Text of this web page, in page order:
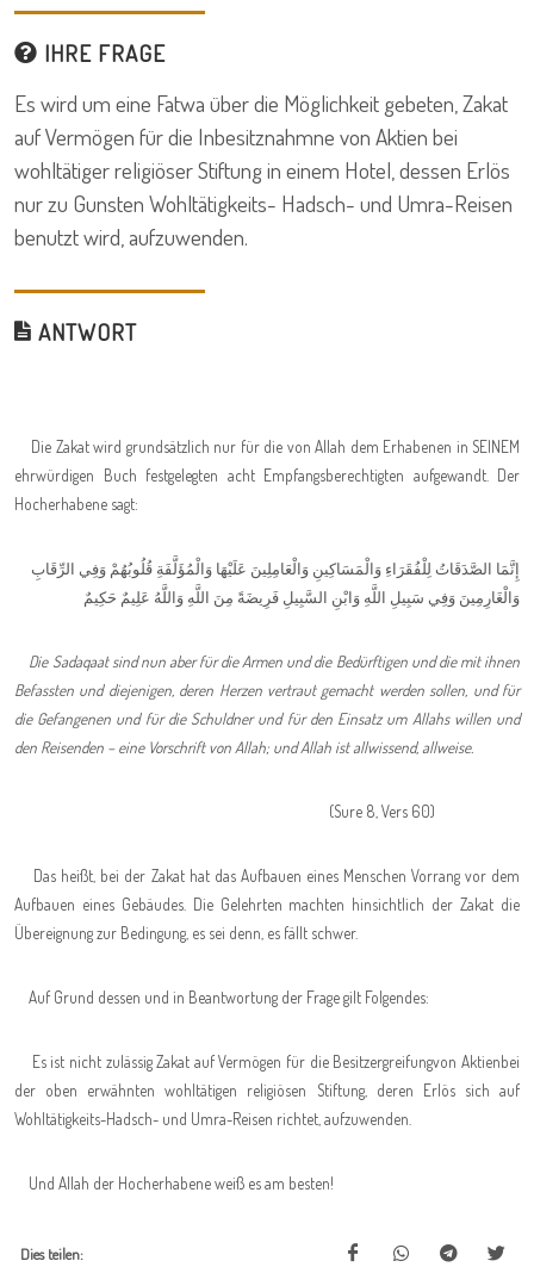
IHRE FRAGE
Es wird um eine Fatwa über die Möglichkeit gebeten, Zakat
auf Vermögen für die Inbesitznahmne von Aktien bei
wohltätiger religiöser Stiftung in einem Hotel, dessen Erlös
nur zu Gunsten Wohltätigkeits- Hadsch- und Umra-Reisen
benutzt wird, aufzuwenden.
ANTWORT
Die Zakat wird grundsätzlich nur für die von Allah dem Erhabenen in SEINEM
ehrwürdigen Buch festgelegten acht Empfangsberechtigten aufgewandt. Der
Hocherhabene sagt:
إِنَّمَا الصَّدَقَاتُ لِلْفُقَرَاءِ وَالْمَسَاكِينِ وَالْعَامِلِينَ عَلَيْهَا وَالْمُؤَلَّفَةِ قُلُوبُهُمْ وَفِي الرِّقَابِ
وَالْغَارِمِينَ وَفِي سَبِيلِ اللَّهِ وَابْنِ السَّبِيلِ فَرِيضَةً مِنَ اللَّهِ وَاللَّهُ عَلِيمٌ حَكِيمٌ
Die Sadaqaat sind nun aber für die Armen und die Bedürftigen und die mit ihnen
Befassten und diejenigen, deren Herzen vertraut gemacht werden sollen, und für
die Gefangenen und für die Schuldner und für den Einsatz um Allahs willen und
den Reisenden – eine Vorschrift von Allah; und Allah ist allwissend, allweise.
(Sure 8, Vers 60)
Das heißt, bei der Zakat hat das Aufbauen eines Menschen Vorrang vor dem
Aufbauen eines Gebäudes. Die Gelehrten machten hinsichtlich der Zakat die
Übereignung zur Bedingung, es sei denn, es fällt schwer.
Auf Grund dessen und in Beantwortung der Frage gilt Folgendes:
Es ist nicht zulässig Zakat auf Vermögen für die Besitzergreifungvon Aktienbei
der oben erwähnten wohltätigen religiösen Stiftung, deren Erlös sich auf
Wohltätigkeits-Hadsch- und Umra-Reisen richtet, aufzuwenden.
Und Allah der Hocherhabene weiß es am besten!
Dies teilen: